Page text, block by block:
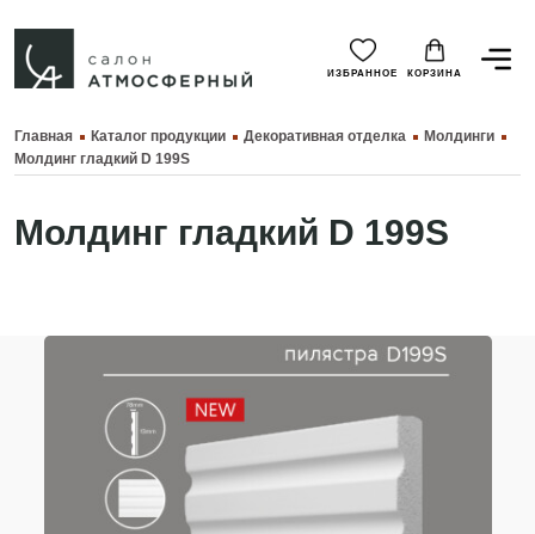
ИЗБРАННОЕ КОРЗИНА
Главная Каталог продукции Декоративная отделка
Молдинги
Молдинг гладкий D 199S
Молдинг гладкий D 199S